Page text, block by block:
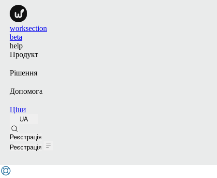
worksection
beta
help
Продукт
Рішення
Допомога
Ціни
UA
Реєстрація
Реєстрація